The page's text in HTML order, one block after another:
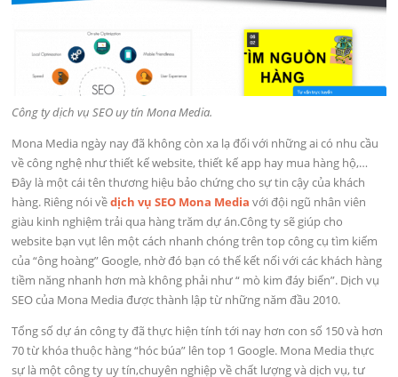
Công ty dịch vụ SEO uy tín Mona Media.
Mona Media ngày nay đã không còn xa lạ đối với những ai có nhu cầu
về công nghệ như thiết kế website, thiết kế app hay mua hàng hộ,…
Đây là một cái tên thương hiệu bảo chứng cho sự tin cậy của khách
hàng. Riêng nói vềdịch vụ SEO Mona Media với đội ngũ nhân viên
giàu kinh nghiệm trải qua hàng trăm dự án.Công ty sẽ giúp cho
website bạn vụt lên một cách nhanh chóng trên top công cụ tìm kiếm
của “ông hoàng” Google, nhờ đó bạn có thể kết nối với các khách hàng
tiềm năng nhanh hơn mà không phải như “ mò kim đáy biển”. Dịch vụ
SEO của Mona Media được thành lập từ những năm đầu 2010.
Tổng số dự án công ty đã thực hiện tính tới nay hơn con số 150 và hơn
70 từ khóa thuộc hàng “hóc búa” lên top 1 Google. Mona Media thực
sự là một công ty uy tín,chuyên nghiệp về chất lượng và dịch vụ, tư